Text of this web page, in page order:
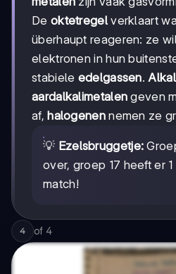
De oktetregelverklaart
überhaupt reageren: ze
elektronen in hun
stabiele edelgassen.
aardalkalimetalen geven
af,halogenennemen ze
💡 Ezelsbruggetje:
over, groep 17 heeft er
match!
4 of 4